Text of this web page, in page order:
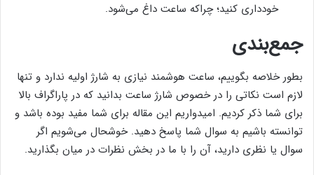
خودداری کنید؛ چراکه ساعت داغ می‌شود.
جمع‌بندی
بطور خلاصه بگوییم، ساعت هوشمند نیازی به شارژ اولیه ندارد و تنها
لازم است نکاتی را در خصوص شارژ ساعت بدانید که در پاراگراف بالا
برای شما ذکر کردیم. امیدواریم این مقاله برای شما مفید بوده باشد و
توانسته باشیم به سوال شما پاسخ دهید. خوشحال می‌شویم اگر
سوال یا نظری دارید، آن را با ما در بخش نظرات در میان بگذارید.